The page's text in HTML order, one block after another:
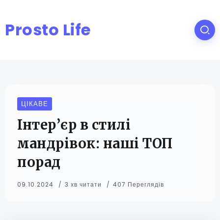
Prosto Life
ЦІКАВЕ
Інтер’єр в стилі
мандрівок: наші ТОП
порад
09.10.2024 3 хв читати 407 Переглядів